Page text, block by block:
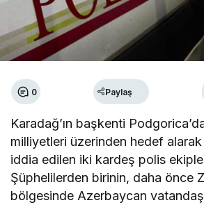
0 Paylaş
Karadağ’ın başkenti
milliyetleri üzerinden hedef
iddia edilen iki kardeş polis
Şüphelilerden birinin, daha önce
bölgesinde Azerbaycan